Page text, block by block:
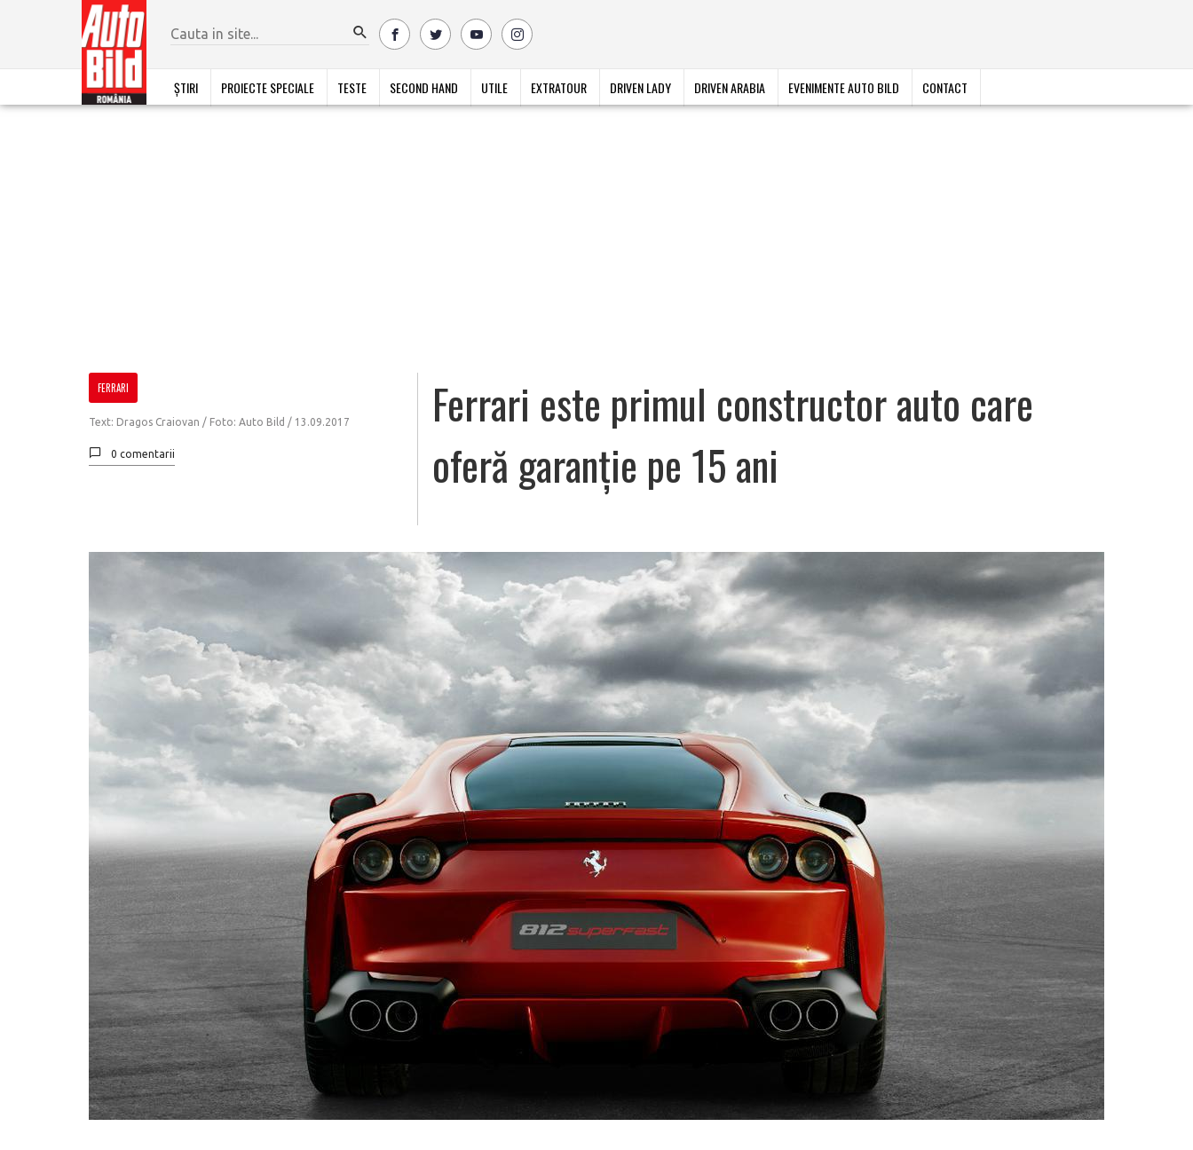
ȘTIRI PROIECTE SPECIALE TESTE SECOND HAND UTILE EXTRATOUR DRIVEN LADY DRIVEN ARABIA EVENIMENTE AUTO BILD CONTACT
FERRARI
Text: Dragos Craiovan / Foto: Auto Bild / 13.09.2017
0 comentarii
Ferrari este primul constructor auto care
oferă garanție pe 15 ani